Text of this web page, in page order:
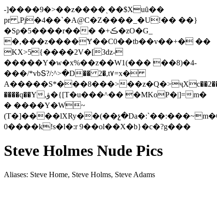
-]����9�>��z����ˏ��$Xuȗ��
pr ,Pj�4��`�A@C�Z����_�U!�� ��}
�Sϼ�5����r��� �+ڪ�zO�G_
�,���z����Ɏ��C0��tb��v��+� ��
KX˃5{����2V�[3dz-
�����Y�w�x%��z��W1(��� ��8)�4-
���/*vbՏ?/:^>�D�� 2�,t٧=x�
Α�����S*���8���>
����q��Y,ۋ�{[T�u���^�� �MKoP�|]=m�
� ����Y�W~
0����k!s�l�:r 9��ol��X�b}�c�?g���
Steve Holmes Nude Pics
Aliases: Steve Home, Steve Holms, Steve Adams